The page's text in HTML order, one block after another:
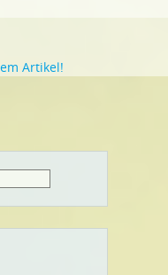
Artikel!